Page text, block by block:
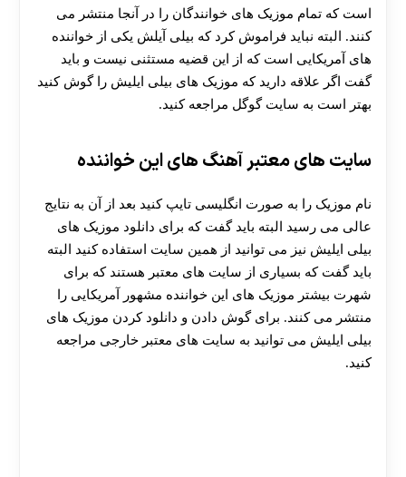
است که تمام موزیک های خوانندگان را در آنجا منتشر می‌
کنند. البته نباید فراموش کرد که بیلی آیلش یکی از خواننده
های آمریکایی است که از این قضیه مستثنی نیست و باید
گفت اگر علاقه دارید که موزیک های بیلی ایلیش را گوش کنید
بهتر است به سایت گوگل مراجعه کنید.
سایت های معتبر آهنگ های این خواننده
نام موزیک را به صورت انگلیسی تایپ کنید بعد از آن به نتایج
عالی می رسید البته باید گفت که برای دانلود موزیک های
بیلی ایلیش نیز می توانید از همین سایت استفاده کنید البته
باید گفت که بسیاری از سایت‌ های معتبر هستند که برای
شهرت بیشتر موزیک های این خواننده مشهور آمریکایی را
منتشر می کنند. برای گوش دادن و دانلود کردن موزیک های
بیلی ایلیش می توانید به سایت های معتبر خارجی مراجعه
کنید.